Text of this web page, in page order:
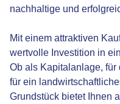
nachhaltige und
Mit einem attraktiven
wertvolle Investition in
Ob als Kapitalanlage,
für ein
Grundstück bietet Ihnen